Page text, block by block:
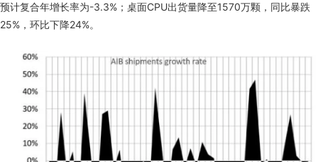
预计复合年增长率为-3.3%；桌面CPU出货量降至1570万颗，同比暴跌
25%，环比下降24%。